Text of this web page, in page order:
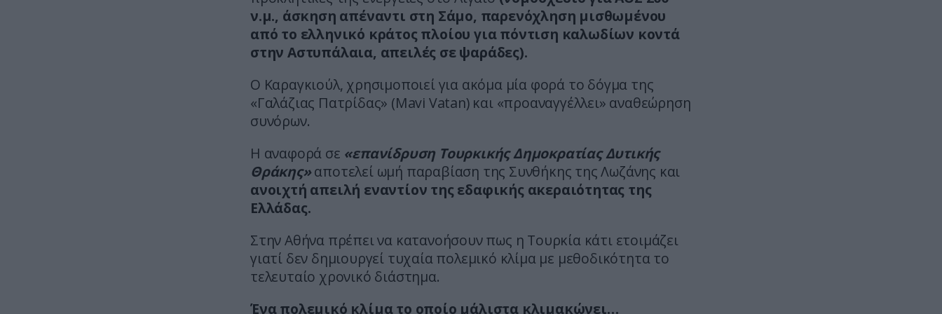
ν.μ., άσκηση απέναντι στη Σάμο, παρενόχληση μισθωμένου
από το ελληνικό κράτος πλοίου για πόντιση καλωδίων κοντά
στην Αστυπάλαια, απειλές σε ψαράδες).
Ο Καραγκιούλ, χρησιμοποιεί για ακόμα μία φορά το δόγμα της
«Γαλάζιας Πατρίδας» (Mavi Vatan) και «προαναγγέλλει» αναθεώρηση
συνόρων.
Η αναφορά σε «επανίδρυση Τουρκικής Δημοκρατίας Δυτικής
Θράκης»αποτελεί ωμή παραβίαση της Συνθήκης της Λωζάνης και
ανοιχτή απειλή εναντίον της εδαφικής ακεραιότητας της
Ελλάδας.
Στην Αθήνα πρέπει να κατανοήσουν πως η Τουρκία κάτι ετοιμάζει
γιατί δεν δημιουργεί τυχαία πολεμικό κλίμα με μεθοδικότητα το
τελευταίο χρονικό διάστημα.
Ένα πολεμικό κλίμα το οποίο μάλιστα κλιμακώνει…